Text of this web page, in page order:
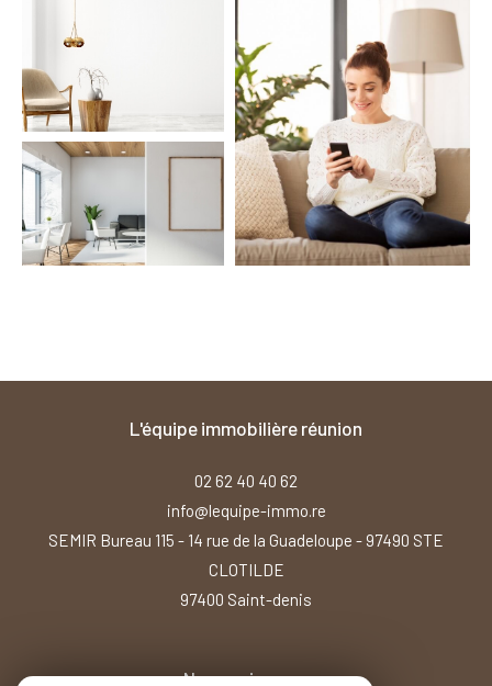
l'équipe immobilière réunion
02 62 40 40 62
info@lequipe-immo.re
SEMIR Bureau 115 - 14 rue de la Guadeloupe - 97490 STE
CLOTILDE
97400
saint-denis
Nous suivre sur